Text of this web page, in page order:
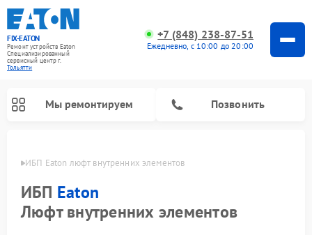
FIX-EATON
Ремонт устройств Eaton
Специализированный
cервисный центр г.
Тольятти
+7 (848) 238-87-51
Ежедневно, с 10:00 до 20:00
Мы ремонтируем Позвонить
ИБП Eaton люфт внутренних элементов
ИБП Eaton
Люфт внутренних элементов